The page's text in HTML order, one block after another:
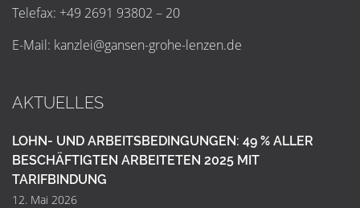
Telefax: +49 2691 93802 – 20
E-Mail: kanzlei@gansen-grohe-lenzen.de
AKTUELLES
LOHN- UND ARBEITSBEDINGUNGEN: 49 % ALLER
BESCHÄFTIGTEN ARBEITETEN 2025 MIT
TARIFBINDUNG
12. Mai 2026